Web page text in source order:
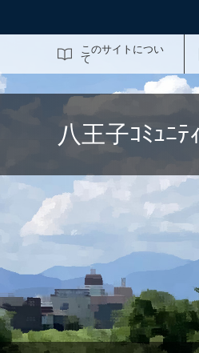
このサイトについ
て
八王子ｺﾐｭﾆ